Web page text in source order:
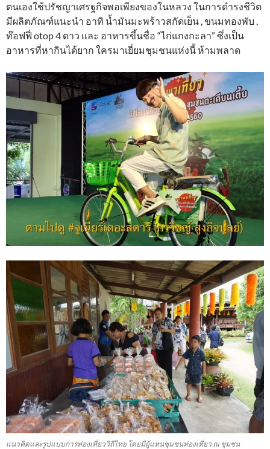
ตนเองใช้ปรัชญาเศรฐกิจพอเพียงของในหลวง ในการดำรงชีวิต
มีผลิตภัณฑ์แนะนำ อาทิ น้ำมันมะพร้าวสกัดเย็น , ขนมทองพับ ,
ท๊อฟฟี่ otop 4 ดาว และ อาหารขึ้นชื่อ “ไก่แกงกะลา” ซึ่งเป็น
อาหารที่หากินได้ยาก ใครมาเยี่ยมชุมชนแห่งนี้ ห้ามพลาด
แนวคิดและรูปแบบการท่องเที่ยววิถีไทย โดยมีผู้แทนชุมชนท่องเที่ยว ณ ชุมชน